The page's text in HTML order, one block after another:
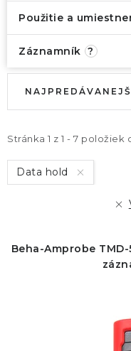
Použitie a
Záznamník ?
i
s
p
d
Stránka 1 z 1 - 7 položiek
e
n
i
r
Data hold
Beha-Amprobe